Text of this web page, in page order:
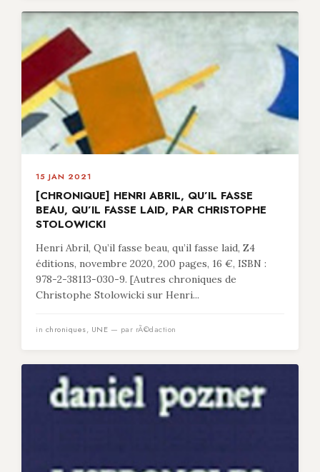
15 JAN 2021
[CHRONIQUE] HENRI ABRIL, QU’IL FASSE
BEAU, QU’IL FASSE LAID, PAR CHRISTOPHE
STOLOWICKI
Henri Abril, Qu’il fasse beau, qu’il fasse laid, Z4
éditions, novembre 2020, 200 pages, 16 €, ISBN :
978-2-38113-030-9. [Autres chroniques de
Christophe Stolowicki sur Henri...
in chroniques, UNE — par rÃ©daction